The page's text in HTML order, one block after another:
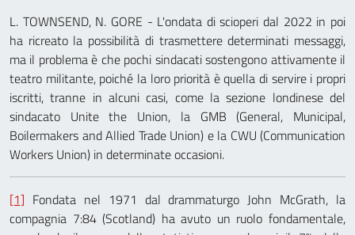
L. TOWNSEND, N. GORE - L'ondata di scioperi dal 2022 in poi
ha ricreato la possibilità di trasmettere determinati messaggi,
ma il problema è che pochi sindacati sostengono attivamente il
teatro militante, poiché la loro priorità è quella di servire i propri
iscritti, tranne in alcuni casi, come la sezione londinese del
sindacato Unite the Union, la GMB (General, Municipal,
Boilermakers and Allied Trade Union) e la CWU (Communication
Workers Union) in determinate occasioni.
[1] Fondata nel 1971 dal drammaturgo John McGrath, la
compagnia 7:84 (Scotland) ha avuto un ruolo fondamentale,